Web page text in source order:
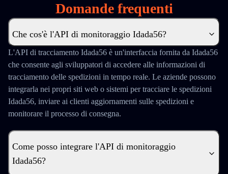
Domande frequenti
Che cos'è l'API di monitoraggio Idada56?
L'API di tracciamento Idada56 è un'interfaccia fornita da Idada56
che consente agli sviluppatori di accedere alle informazioni di
tracciamento delle spedizioni in tempo reale. Le aziende possono
integrarla nei propri siti web o sistemi per tracciare le spedizioni
Idada56, inviare ai clienti aggiornamenti sulle spedizioni e
monitorare il processo di consegna.
Come posso integrare l'API di monitoraggio
Idada56?